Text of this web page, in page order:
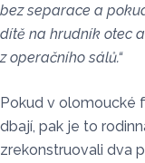
bez separace a
dítě na hrudník otec
z operačního sálů.“
Pokud v olomoucké
dbají, pak je to
zrekonstruovali dva